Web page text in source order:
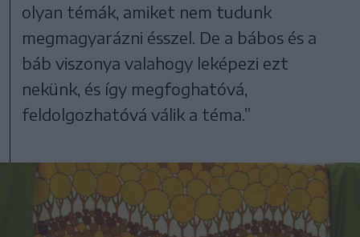
olyan témák, amiket nem tudunk
megmagyarázni ésszel. De a bábos és a
báb viszonya valahogy leképezi ezt
nekünk, és így megfoghatóvá,
feldolgozhatóvá válik a téma.”